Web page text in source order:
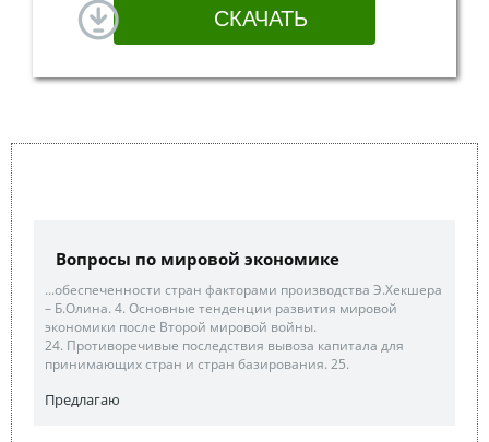
Вопросы по мировой экономике
...обеспеченности стран факторами производства Э.Хекшера
– Б.Олина. 4. Основные тенденции развития мировой
экономики после Второй мировой войны.
24. Противоречивые последствия вывоза капитала для
принимающих стран и стран базирования. 25.
Предлагаю